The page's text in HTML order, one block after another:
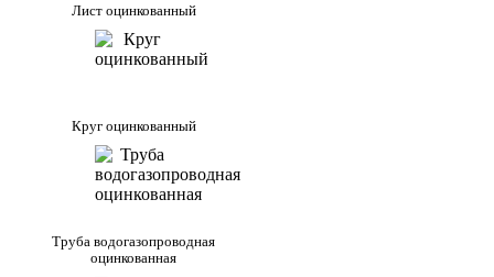
Лист оцинкованный
Круг оцинкованный
Труба водогазопроводная
оцинкованная